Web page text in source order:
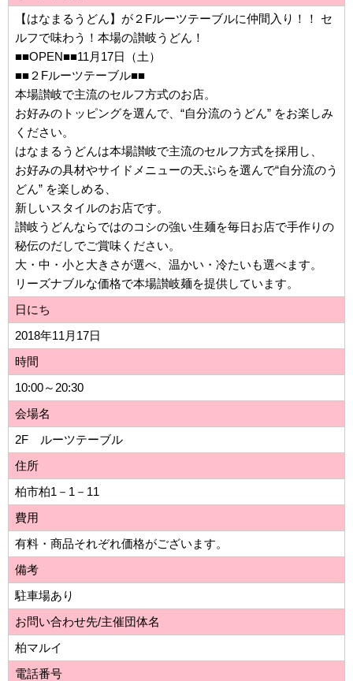
【はなまるうどん】が２Fルーツテーブルに仲間入り！！ セ
ルフで味わう！本場の讃岐うどん！
■■OPEN■■11月17日（土）
■■２Fルーツテーブル■■
本場讃岐で主流のセルフ方式のお店。
お好みのトッピングを選んで、“自分流のうどん” をお楽しみ
ください。
はなまるうどんは本場讃岐で主流のセルフ方式を採用し、
お好みの具材やサイドメニューの天ぷらを選んで“自分流のう
どん” を楽しめる、
新しいスタイルのお店です。
讃岐うどんならではのコシの強い生麺を毎日お店で手作りの
秘伝のだしでご賞味ください。
大・中・小と大きさが選べ、温かい・冷たいも選べます。
リーズナブルな価格で本場讃岐麺を提供しています。
日にち
2018年11月17日
時間
10:00～20:30
会場名
2F ルーツテーブル
住所
柏市柏1－1－11
費用
有料・商品それぞれ価格がございます。
備考
駐車場あり
お問い合わせ先/主催団体名
柏マルイ
電話番号